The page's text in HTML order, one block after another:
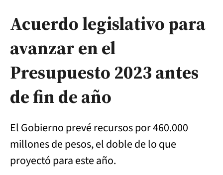
Acuerdo legislativo para
avanzar en el
Presupuesto 2023 antes
de fin de año
El Gobierno prevé recursos por 460.000
millones de pesos, el doble de lo que
proyectó para este año.